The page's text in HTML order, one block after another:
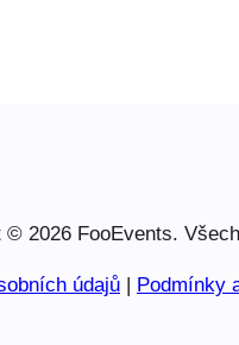
© 2026 FooEvents.
údajů | Podmínky